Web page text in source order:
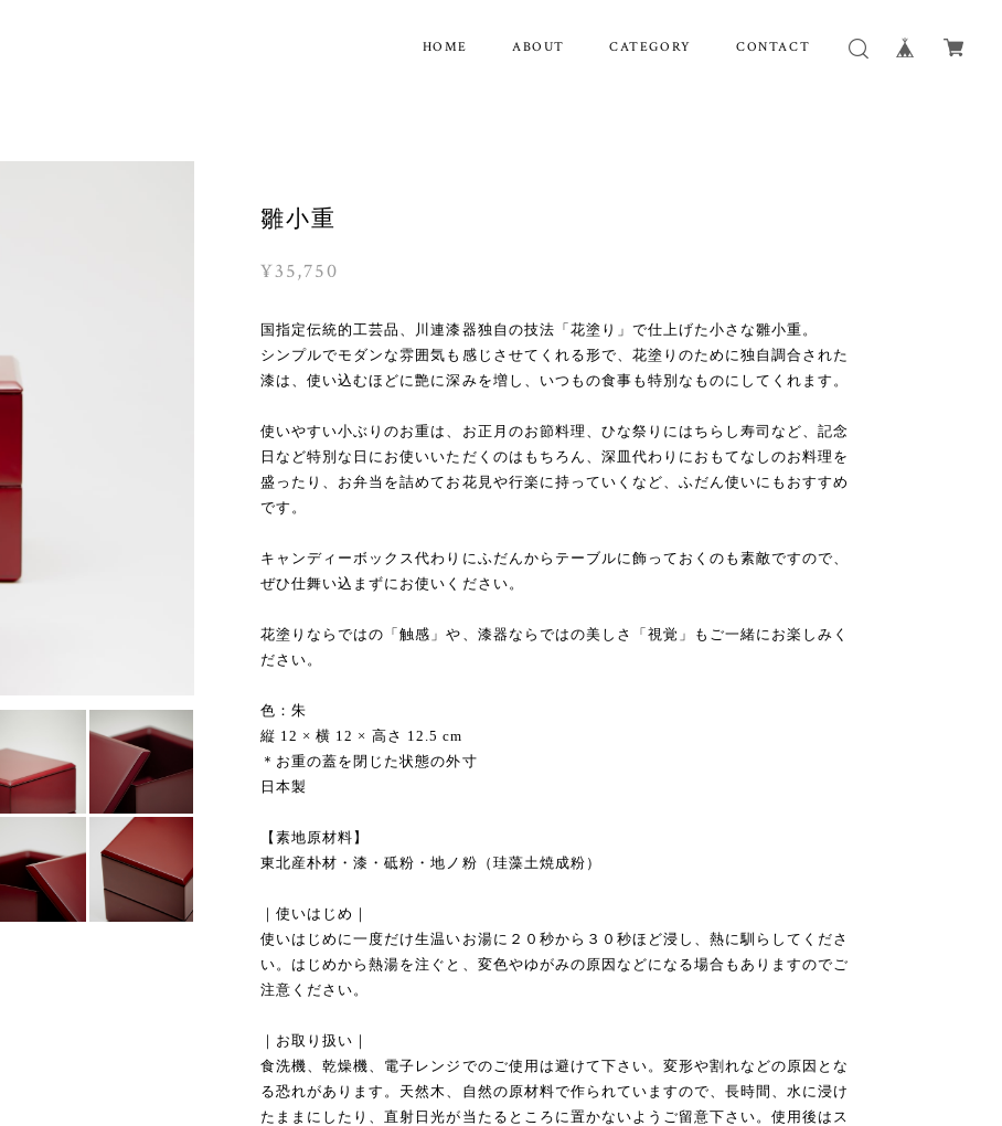
HOME ABOUT CATEGORY CONTACT
雛小重
¥35,750
国指定伝統的工芸品、川連漆器独自の技法「花塗り」で仕上げた小さな雛小重。
シンプルでモダンな雰囲気も感じさせてくれる形で、花塗りのために独自調合された
漆は、使い込むほどに艶に深みを増し、いつもの食事も特別なものにしてくれます。
使いやすい小ぶりのお重は、お正月のお節料理、ひな祭りにはちらし寿司など、記念
日など特別な日にお使いいただくのはもちろん、深皿代わりにおもてなしのお料理を
盛ったり、お弁当を詰めてお花見や行楽に持っていくなど、ふだん使いにもおすすめ
です。
キャンディーボックス代わりにふだんからテーブルに飾っておくのも素敵ですので、
ぜひ仕舞い込まずにお使いください。
花塗りならではの「触感」や、漆器ならではの美しさ「視覚」もご一緒にお楽しみく
ださい。
色：朱
縦 12 × 横 12 × 高さ 12.5 cm
＊お重の蓋を閉じた状態の外寸
日本製
【素地原材料】
東北産朴材・漆・砥粉・地ノ粉（珪藻土焼成粉）
｜使いはじめ｜
使いはじめに一度だけ生温いお湯に２０秒から３０秒ほど浸し、熱に馴らしてくださ
い。はじめから熱湯を注ぐと、変色やゆがみの原因などになる場合もありますのでご
注意ください。
｜お取り扱い｜
食洗機、乾燥機、電子レンジでのご使用は避けて下さい。変形や割れなどの原因とな
る恐れがあります。天然木、自然の原材料で作られていますので、長時間、水に浸け
たままにしたり、直射日光が当たるところに置かないようご留意下さい。使用後はス